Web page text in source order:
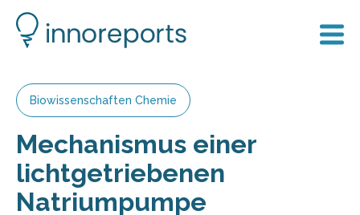
Biowissenschaften Chemie
Mechanismus einer
lichtgetriebenen
Natriumpumpe